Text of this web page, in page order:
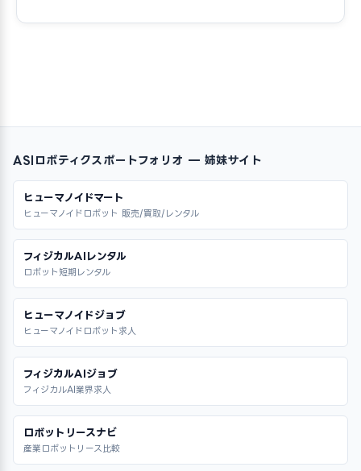
ASIロボティクスポートフォリオ — 姉妹サイト
ヒューマノイドマート
ヒューマノイドロボット 販売/買取/レンタル
フィジカルAIレンタル
ロボット短期レンタル
ヒューマノイドジョブ
ヒューマノイドロボット求人
フィジカルAIジョブ
フィジカルAI業界求人
ロボットリースナビ
産業ロボットリース比較